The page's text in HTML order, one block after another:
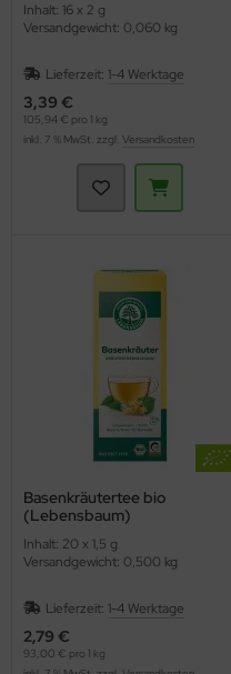
Inhalt: 16 x 2 g
Versandgewicht: 0,060 kg
Lieferzeit: 1-4 Werktage
3,39 €
105,94 € pro 1 kg
inkl. 7 % MwSt. zzgl. Versandkosten
Basenkräutertee bio
(Lebensbaum)
Inhalt: 20 x 1,5 g
Versandgewicht: 0,500 kg
Lieferzeit: 1-4 Werktage
2,79 €
93,00 € pro 1 kg